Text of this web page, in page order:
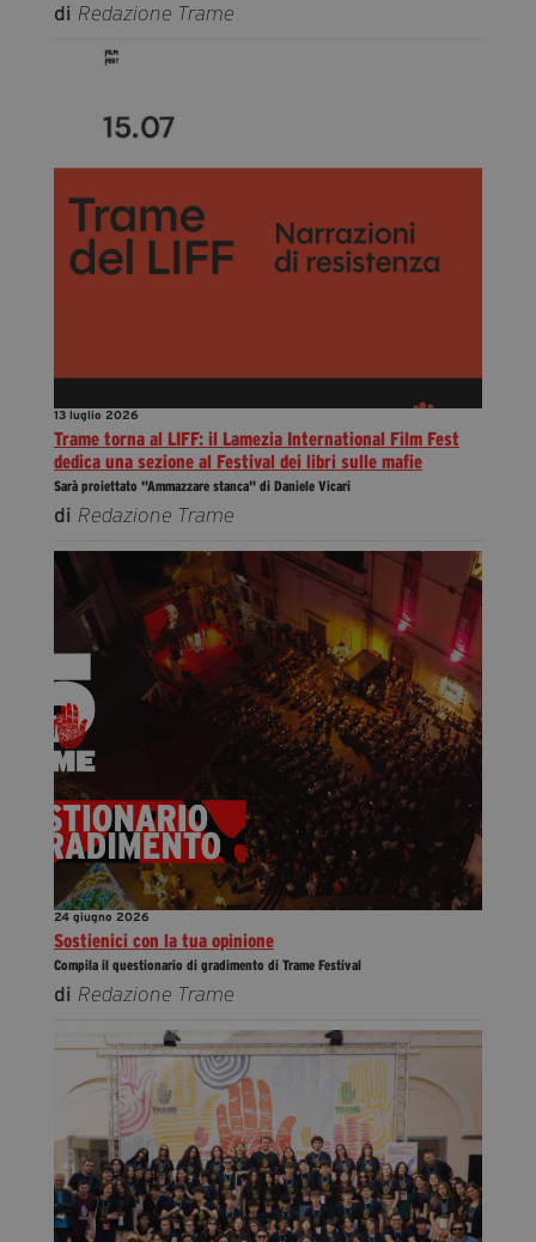
di Redazione Trame
13 luglio 2026
Trame torna al LIFF: il Lamezia International Film Fest
dedica una sezione al Festival dei libri sulle mafie
Sarà proiettato "Ammazzare stanca" di Daniele Vicari
di Redazione Trame
24 giugno 2026
Sostienici con la tua opinione
Compila il questionario di gradimento di Trame Festival
di Redazione Trame